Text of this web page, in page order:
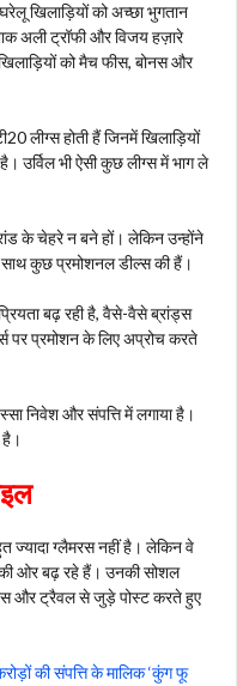
खिलाड़ियों को अच्छा भुगतान
अली ट्रॉफी और विजय हज़ारे
को मैच फीस, बोनस और
लीग्स होती हैं जिनमें खिलाड़ियों
उर्विल भी ऐसी कुछ लीग्स में भाग ले
के चेहरे न बने हों। लेकिन उन्होंने
कुछ प्रमोशनल डील्स की हैं।
बढ़ रही है, वैसे-वैसे ब्रांड्स
पर प्रमोशन के लिए अप्रोच करते
निवेश और संपत्ति में लगाया है।
है।
ज्यादा ग्लैमरस नहीं है। लेकिन वे
ओर बढ़ रहे हैं। उनकी सोशल
और ट्रैवल से जुड़े पोस्ट करते हुए
की संपत्ति के मालिक ‘कुंग फू